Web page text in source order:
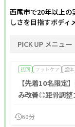
西尾市で20年以上の
しさを目指すボデ
PICK UP メニュー
初回 フットケア 整体
【先着10名限定
み改善◎距骨調整
60分